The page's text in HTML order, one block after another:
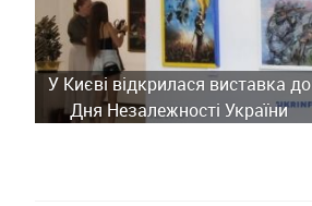
У Києві відкрилася виставка до
Дня Незалежності України